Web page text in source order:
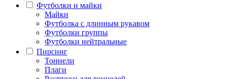
Футболки и майки
Майки
Футболка с длинным рукавом
Футболки группы
Футболки нейтральные
Пирсинг
Тоннели
Плаги